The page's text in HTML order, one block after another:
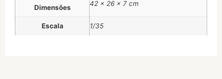
Dimensões 42 × 26 × 7 cm
Escala 1/35